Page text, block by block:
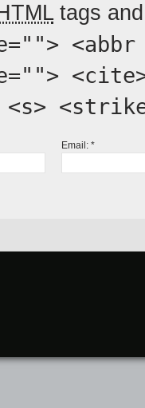
tags
Email:*